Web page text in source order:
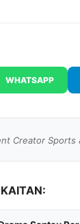
WHATSAPP
Creator Sports